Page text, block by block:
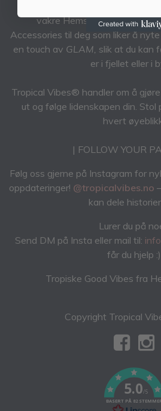
vakre Hemsedal. Vi lager
Accessories til deg som liker å
en touch av GLAM, slik at du kan
er i fjellet eller i
Tropical Vibes® handler om å
ut og følge lidenskapen din.
hvert
| FOLLOW YOUR
Følg oss gjerne på Instagram for
oppdateringer! @tropicalvibes.no
kan dele
Lurer du på
Send DM på Insta eller mail til:
får du hjelp :)
Tropiske Good Vibes fra
Copyright Tropical
5.0/5
BASERT PÅ 82